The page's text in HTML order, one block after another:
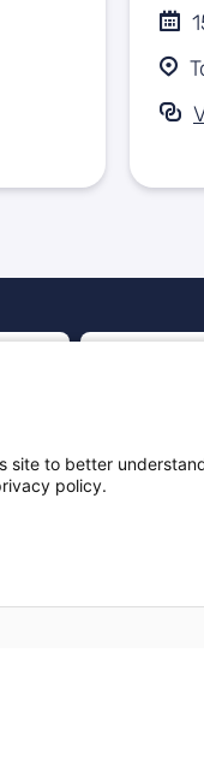
: non
site to better
policy.